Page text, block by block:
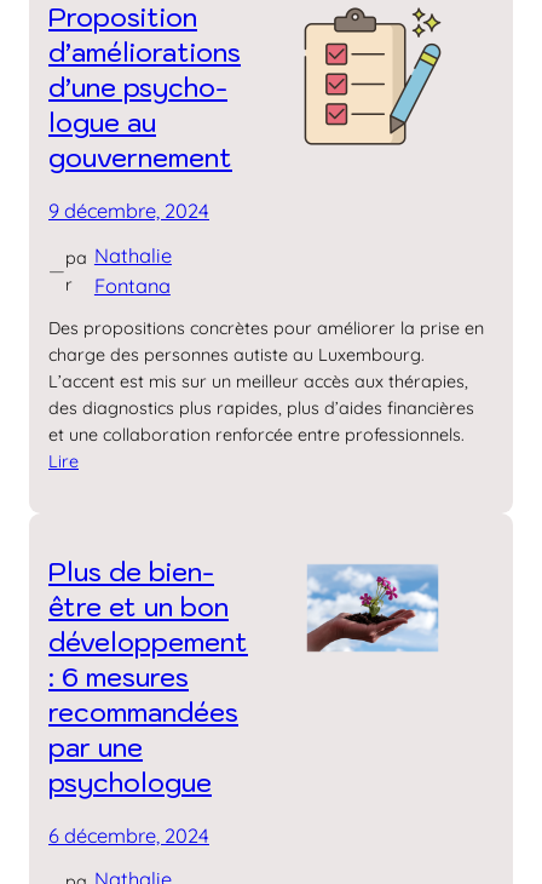
Proposition
d’amélio­rations
d’une psycho­
logue au
gouver­nement
9 décembre, 2024
—
pa
r
Nathalie
Fontana
Des propositions concrètes pour améliorer la prise en
charge des personnes autiste au Luxembourg.
L’accent est mis sur un meilleur accès aux thérapies,
des diagnostics plus rapides, plus d’aides financières
et une collaboration renforcée entre professionnels.
Lire
Plus de bien-
être et un bon
développement
: 6 mesures
recommandées
par une
psychologue
6 décembre, 2024